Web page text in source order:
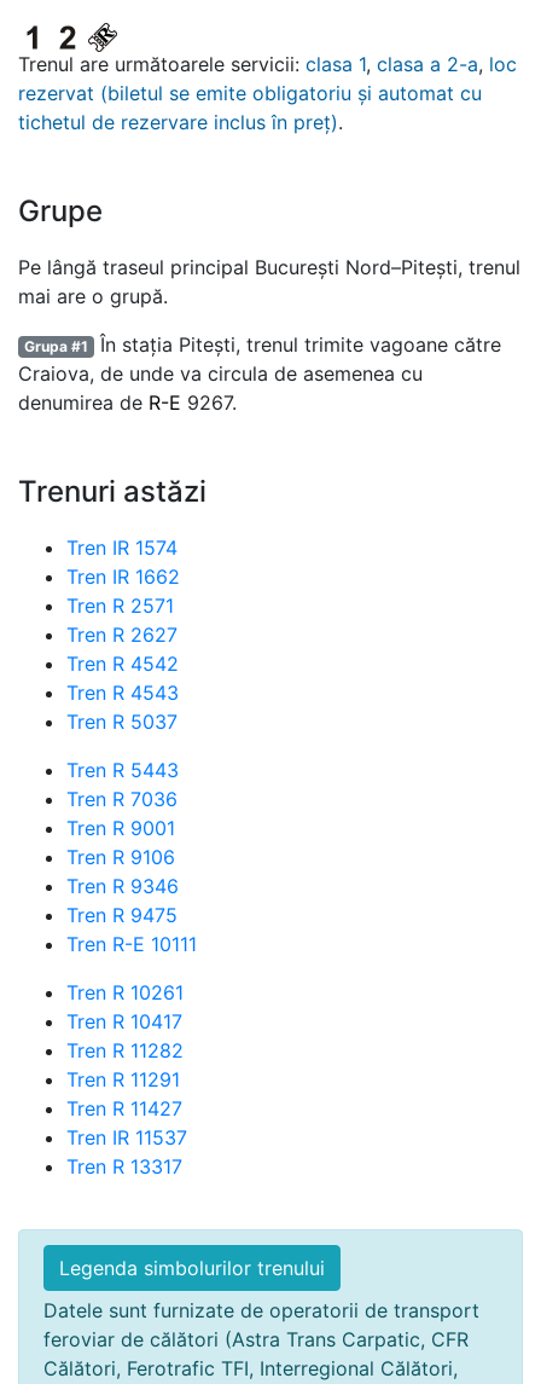
Trenul are următoarele servicii: clasa 1, clasa a 2-a, loc
rezervat (biletul se emite obligatoriu și automat cu
tichetul de rezervare inclus în preț).
Grupe
Pe lângă traseul principal București Nord–Pitești, trenul
mai are o grupă.
Grupa #1 În stația Pitești, trenul trimite vagoane către
Craiova, de unde va circula de asemenea cu
denumirea de R-E 9267.
Trenuri astăzi
Tren IR 1574
Tren IR 1662
Tren R 2571
Tren R 2627
Tren R 4542
Tren R 4543
Tren R 5037
Tren R 5443
Tren R 7036
Tren R 9001
Tren R 9106
Tren R 9346
Tren R 9475
Tren R-E 10111
Tren R 10261
Tren R 10417
Tren R 11282
Tren R 11291
Tren R 11427
Tren IR 11537
Tren R 13317
Legenda simbolurilor trenului
Datele sunt furnizate de operatorii de transport
feroviar de călători (Astra Trans Carpatic, CFR
Călători, Ferotrafic TFI, Interregional Călători,